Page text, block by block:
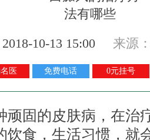
2018-10-13 15:00 来源
医 免费电话 0元挂号
固的皮肤病，在治
饮食，生活习惯，就